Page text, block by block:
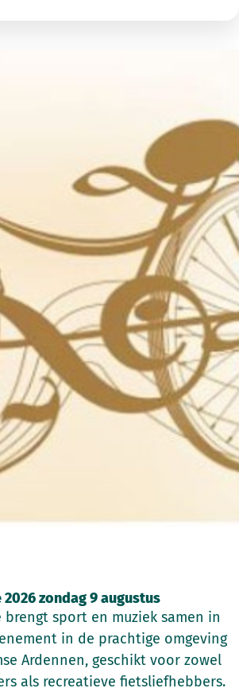
2026 zondag 9 augustus
brengt sport en muziek samen in
in de prachtige omgeving
Ardennen, geschikt voor zowel
als recreatieve fietsliefhebbers.